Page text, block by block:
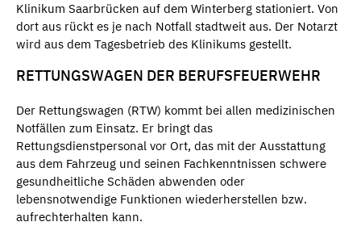
Klinikum Saarbrücken auf dem Winterberg stationiert. Von
dort aus rückt es je nach Notfall stadtweit aus. Der Notarzt
wird aus dem Tagesbetrieb des Klinikums gestellt.
RETTUNGSWAGEN DER BERUFSFEUERWEHR
Der Rettungswagen (RTW) kommt bei allen medizinischen
Notfällen zum Einsatz. Er bringt das
Rettungsdienstpersonal vor Ort, das mit der Ausstattung
aus dem Fahrzeug und seinen Fachkenntnissen schwere
gesundheitliche Schäden abwenden oder
lebensnotwendige Funktionen wiederherstellen bzw.
aufrechterhalten kann.